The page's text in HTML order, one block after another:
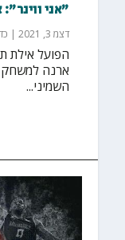
"אני
דצמ 3, 2021 |
ארנה למשחק
השמיני...